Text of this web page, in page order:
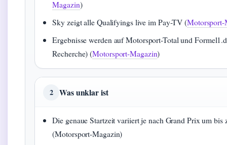
Magazin)
Sky zeigt alle Qualifyings live im Pay-TV (Motorsport-
Ergebnisse werden auf Motorsport-Total und
Recherche) (Motorsport-Magazin)
2 Was unklar ist
Die genaue Startzeit variiert je nach Grand Prix um bis
(Motorsport-Magazin)